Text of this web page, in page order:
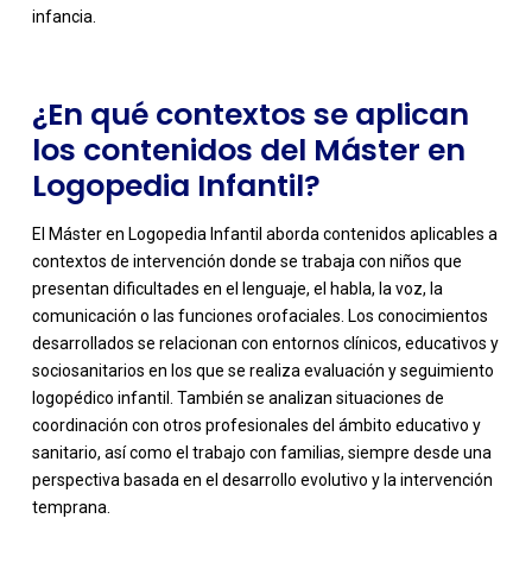
infancia.
¿En qué contextos se aplican
los contenidos del Máster en
Logopedia Infantil?
El Máster en Logopedia Infantil aborda contenidos aplicables a
contextos de intervención donde se trabaja con niños que
presentan dificultades en el lenguaje, el habla, la voz, la
comunicación o las funciones orofaciales. Los conocimientos
desarrollados se relacionan con entornos clínicos, educativos y
sociosanitarios en los que se realiza evaluación y seguimiento
logopédico infantil. También se analizan situaciones de
coordinación con otros profesionales del ámbito educativo y
sanitario, así como el trabajo con familias, siempre desde una
perspectiva basada en el desarrollo evolutivo y la intervención
temprana.
-